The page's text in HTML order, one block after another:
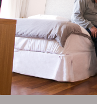
Cuidados com
Doenças Crônicas
Cuidado Pós Cirurgico
Cuidados para
Cuidados para
São Paulo
Campinas
Mogi das Cruzes
ABC Paulista
Guarulhos